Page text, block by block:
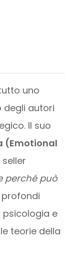
uno
degli autori
Il suo
(Emotional
perché può
profondi
e
teorie della